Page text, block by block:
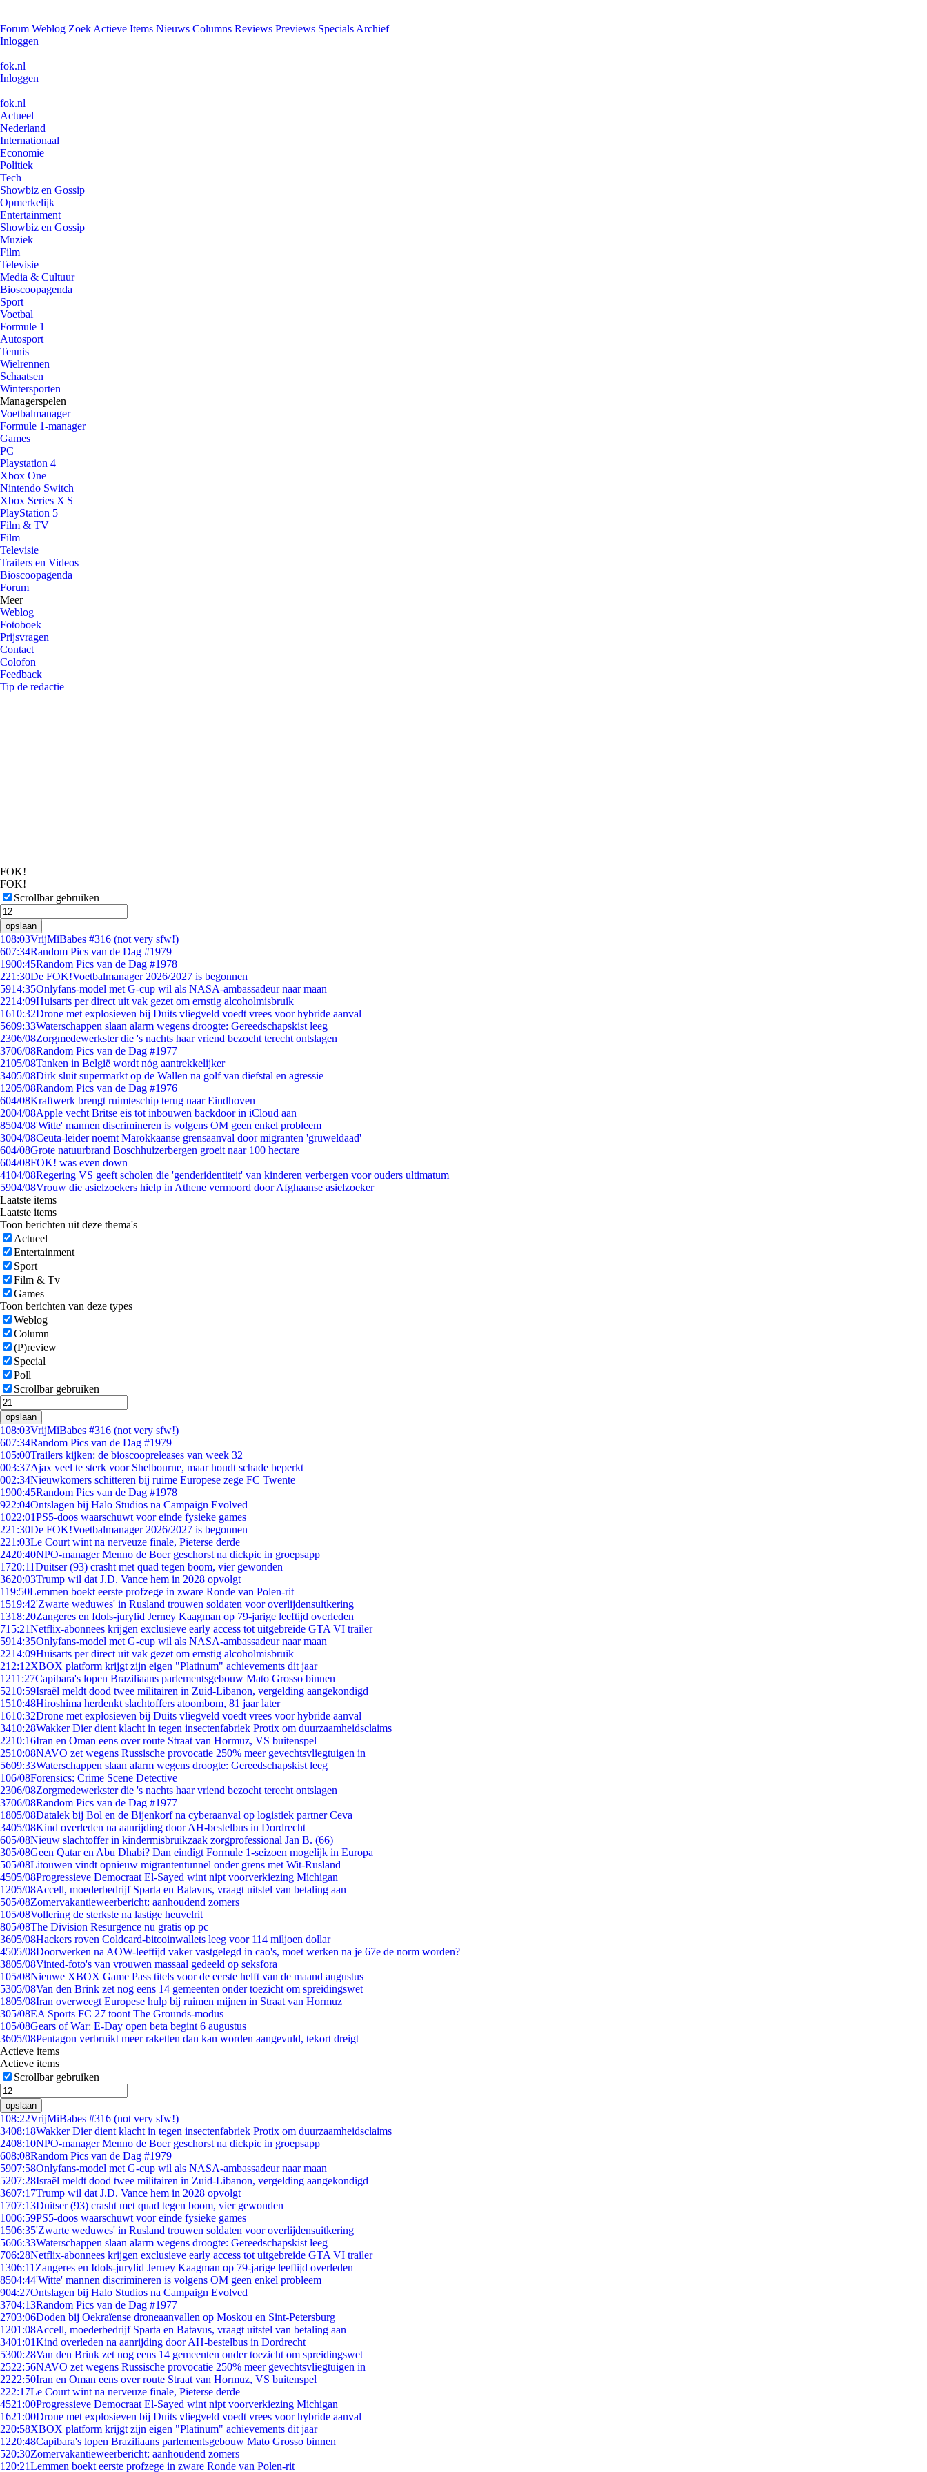
Forum Weblog Zoek Actieve Items Nieuws Columns Reviews Previews Specials Archief
Inloggen
fok.nl
Inloggen
fok.nl
Actueel
Nederland
Internationaal
Economie
Politiek
Tech
Showbiz en Gossip
Opmerkelijk
Entertainment
Showbiz en Gossip
Muziek
Film
Televisie
Media & Cultuur
Bioscoopagenda
Sport
Voetbal
Formule 1
Autosport
Tennis
Wielrennen
Schaatsen
Wintersporten
Managerspelen
Voetbalmanager
Formule 1-manager
Games
PC
Playstation 4
Xbox One
Nintendo Switch
Xbox Series X|S
PlayStation 5
Film & TV
Film
Televisie
Trailers en Videos
Bioscoopagenda
Forum
Meer
Weblog
Fotoboek
Prijsvragen
Contact
Colofon
Feedback
Tip de redactie
FOK!
FOK!
Scrollbar gebruiken
opslaan
108:03VrijMiBabes #316 (not very sfw!)
607:34Random Pics van de Dag #1979
1900:45Random Pics van de Dag #1978
221:30De FOK!Voetbalmanager 2026/2027 is begonnen
5914:35Onlyfans-model met G-cup wil als NASA-ambassadeur naar maan
2214:09Huisarts per direct uit vak gezet om ernstig alcoholmisbruik
1610:32Drone met explosieven bij Duits vliegveld voedt vrees voor hybride aanval
5609:33Waterschappen slaan alarm wegens droogte: Gereedschapskist leeg
2306/08Zorgmedewerkster die 's nachts haar vriend bezocht terecht ontslagen
3706/08Random Pics van de Dag #1977
2105/08Tanken in België wordt nóg aantrekkelijker
3405/08Dirk sluit supermarkt op de Wallen na golf van diefstal en agressie
1205/08Random Pics van de Dag #1976
604/08Kraftwerk brengt ruimteschip terug naar Eindhoven
2004/08Apple vecht Britse eis tot inbouwen backdoor in iCloud aan
8504/08'Witte' mannen discrimineren is volgens OM geen enkel probleem
3004/08Ceuta-leider noemt Marokkaanse grensaanval door migranten 'gruweldaad'
604/08Grote natuurbrand Boschhuizerbergen groeit naar 100 hectare
604/08FOK! was even down
4104/08Regering VS geeft scholen die 'genderidentiteit' van kinderen verbergen voor ouders ultimatum
5904/08Vrouw die asielzoekers hielp in Athene vermoord door Afghaanse asielzoeker
Laatste items
Laatste items
Toon berichten uit deze thema's
Actueel
Entertainment
Sport
Film & Tv
Games
Toon berichten van deze types
Weblog
Column
(P)review
Special
Poll
Scrollbar gebruiken
opslaan
108:03VrijMiBabes #316 (not very sfw!)
607:34Random Pics van de Dag #1979
105:00Trailers kijken: de bioscoopreleases van week 32
003:37Ajax veel te sterk voor Shelbourne, maar houdt schade beperkt
002:34Nieuwkomers schitteren bij ruime Europese zege FC Twente
1900:45Random Pics van de Dag #1978
922:04Ontslagen bij Halo Studios na Campaign Evolved
1022:01PS5-doos waarschuwt voor einde fysieke games
221:30De FOK!Voetbalmanager 2026/2027 is begonnen
221:03Le Court wint na nerveuze finale, Pieterse derde
2420:40NPO-manager Menno de Boer geschorst na dickpic in groepsapp
1720:11Duitser (93) crasht met quad tegen boom, vier gewonden
3620:03Trump wil dat J.D. Vance hem in 2028 opvolgt
119:50Lemmen boekt eerste profzege in zware Ronde van Polen-rit
1519:42'Zwarte weduwes' in Rusland trouwen soldaten voor overlijdensuitkering
1318:20Zangeres en Idols-jurylid Jerney Kaagman op 79-jarige leeftijd overleden
715:21Netflix-abonnees krijgen exclusieve early access tot uitgebreide GTA VI trailer
5914:35Onlyfans-model met G-cup wil als NASA-ambassadeur naar maan
2214:09Huisarts per direct uit vak gezet om ernstig alcoholmisbruik
212:12XBOX platform krijgt zijn eigen "Platinum" achievements dit jaar
1211:27Capibara's lopen Braziliaans parlementsgebouw Mato Grosso binnen
5210:59Israël meldt dood twee militairen in Zuid-Libanon, vergelding aangekondigd
1510:48Hiroshima herdenkt slachtoffers atoombom, 81 jaar later
1610:32Drone met explosieven bij Duits vliegveld voedt vrees voor hybride aanval
3410:28Wakker Dier dient klacht in tegen insectenfabriek Protix om duurzaamheidsclaims
2210:16Iran en Oman eens over route Straat van Hormuz, VS buitenspel
2510:08NAVO zet wegens Russische provocatie 250% meer gevechtsvliegtuigen in
5609:33Waterschappen slaan alarm wegens droogte: Gereedschapskist leeg
106/08Forensics: Crime Scene Detective
2306/08Zorgmedewerkster die 's nachts haar vriend bezocht terecht ontslagen
3706/08Random Pics van de Dag #1977
1805/08Datalek bij Bol en de Bijenkorf na cyberaanval op logistiek partner Ceva
3405/08Kind overleden na aanrijding door AH-bestelbus in Dordrecht
605/08Nieuw slachtoffer in kindermisbruikzaak zorgprofessional Jan B. (66)
305/08Geen Qatar en Abu Dhabi? Dan eindigt Formule 1-seizoen mogelijk in Europa
505/08Litouwen vindt opnieuw migrantentunnel onder grens met Wit-Rusland
4505/08Progressieve Democraat El-Sayed wint nipt voorverkiezing Michigan
1205/08Accell, moederbedrijf Sparta en Batavus, vraagt uitstel van betaling aan
505/08Zomervakantieweerbericht: aanhoudend zomers
105/08Vollering de sterkste na lastige heuvelrit
805/08The Division Resurgence nu gratis op pc
3605/08Hackers roven Coldcard-bitcoinwallets leeg voor 114 miljoen dollar
4505/08Doorwerken na AOW-leeftijd vaker vastgelegd in cao's, moet werken na je 67e de norm worden?
3805/08Vinted-foto's van vrouwen massaal gedeeld op seksfora
105/08Nieuwe XBOX Game Pass titels voor de eerste helft van de maand augustus
5305/08Van den Brink zet nog eens 14 gemeenten onder toezicht om spreidingswet
1805/08Iran overweegt Europese hulp bij ruimen mijnen in Straat van Hormuz
305/08EA Sports FC 27 toont The Grounds-modus
105/08Gears of War: E-Day open beta begint 6 augustus
3605/08Pentagon verbruikt meer raketten dan kan worden aangevuld, tekort dreigt
Actieve items
Actieve items
Scrollbar gebruiken
opslaan
108:22VrijMiBabes #316 (not very sfw!)
3408:18Wakker Dier dient klacht in tegen insectenfabriek Protix om duurzaamheidsclaims
2408:10NPO-manager Menno de Boer geschorst na dickpic in groepsapp
608:08Random Pics van de Dag #1979
5907:58Onlyfans-model met G-cup wil als NASA-ambassadeur naar maan
5207:28Israël meldt dood twee militairen in Zuid-Libanon, vergelding aangekondigd
3607:17Trump wil dat J.D. Vance hem in 2028 opvolgt
1707:13Duitser (93) crasht met quad tegen boom, vier gewonden
1006:59PS5-doos waarschuwt voor einde fysieke games
1506:35'Zwarte weduwes' in Rusland trouwen soldaten voor overlijdensuitkering
5606:33Waterschappen slaan alarm wegens droogte: Gereedschapskist leeg
706:28Netflix-abonnees krijgen exclusieve early access tot uitgebreide GTA VI trailer
1306:11 Zangeres en Idols-jurylid Jerney Kaagman op 79-jarige leeftijd overleden
8504:44'Witte' mannen discrimineren is volgens OM geen enkel probleem
904:27Ontslagen bij Halo Studios na Campaign Evolved
3704:13Random Pics van de Dag #1977
2703:06Doden bij Oekraïense droneaanvallen op Moskou en Sint-Petersburg
1201:08Accell, moederbedrijf Sparta en Batavus, vraagt uitstel van betaling aan
3401:01Kind overleden na aanrijding door AH-bestelbus in Dordrecht
5300:28Van den Brink zet nog eens 14 gemeenten onder toezicht om spreidingswet
2522:56NAVO zet wegens Russische provocatie 250% meer gevechtsvliegtuigen in
2222:50Iran en Oman eens over route Straat van Hormuz, VS buitenspel
222:17Le Court wint na nerveuze finale, Pieterse derde
4521:00Progressieve Democraat El-Sayed wint nipt voorverkiezing Michigan
1621:00Drone met explosieven bij Duits vliegveld voedt vrees voor hybride aanval
220:58XBOX platform krijgt zijn eigen "Platinum" achievements dit jaar
1220:48Capibara's lopen Braziliaans parlementsgebouw Mato Grosso binnen
520:30Zomervakantieweerbericht: aanhoudend zomers
1 20:21Lemmen boekt eerste profzege in zware Ronde van Polen-rit